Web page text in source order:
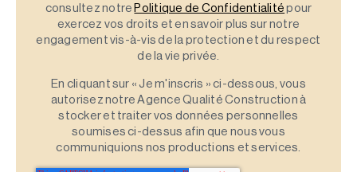
consultez notre Politique de Confidentialité pour
exercez vos droits et en savoir plus sur notre
engagement vis-à-vis de la protection et du respect
de la vie privée.
En cliquant sur « Je m'inscris » ci-dessous, vous
autorisez notre Agence Qualité Construction à
stocker et traiter vos données personnelles
soumises ci-dessus afin que nous vous
communiquions nos productions et services.